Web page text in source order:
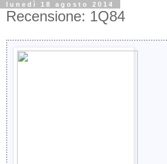
lunedì 18 agosto 2014
Recensione: 1Q84